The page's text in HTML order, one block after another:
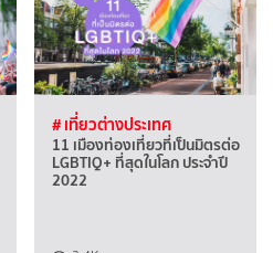
# เที่ยวต่างประเทศ
11 เมืองท่องเที่ยวที่เป็นมิตรต่อ
LGBTIQ+ ที่สุดในโลก ประจำปี
2022